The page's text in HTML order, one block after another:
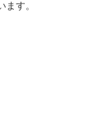
す。